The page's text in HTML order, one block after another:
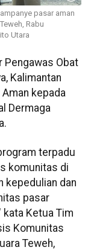
pasar aman
Rabu
Utara
Pengawas Obat
Kalimantan
kepada
Dermaga
terpadu
komunitas di
kepedulian dan
pasar
kata Ketua Tim
Komunitas
Teweh,